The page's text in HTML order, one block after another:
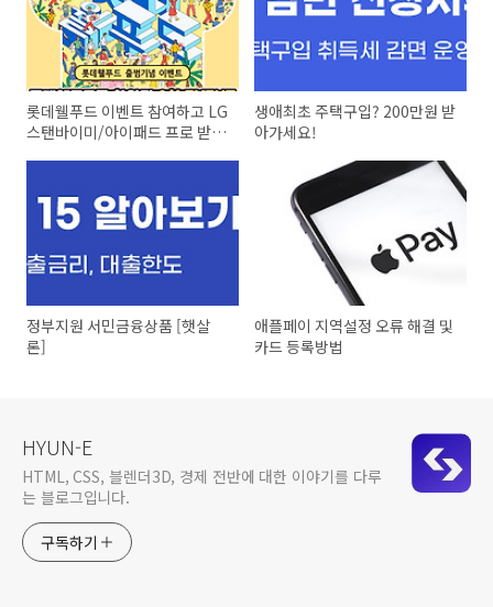
롯데웰푸드 이벤트 참여하고 LG
스탠바이미/아이패드 프로 받아
생애최초 주택구입? 200만원 받
아가세요!
정부지원 서민금융상품 [햇살
론]
애플페이 지역설정 오류 해결 및
카드 등록방법
HYUN-E
HTML, CSS, 블렌더3D, 경제 전반에 대한 이야기를 다루
는 블로그입니다.
구독하기